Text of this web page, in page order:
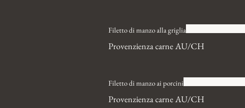
Filetto di manzo alla griglia
Provenzienza carne AU/CH
Filetto di manzo ai porcini
Provenzienza carne AU/CH